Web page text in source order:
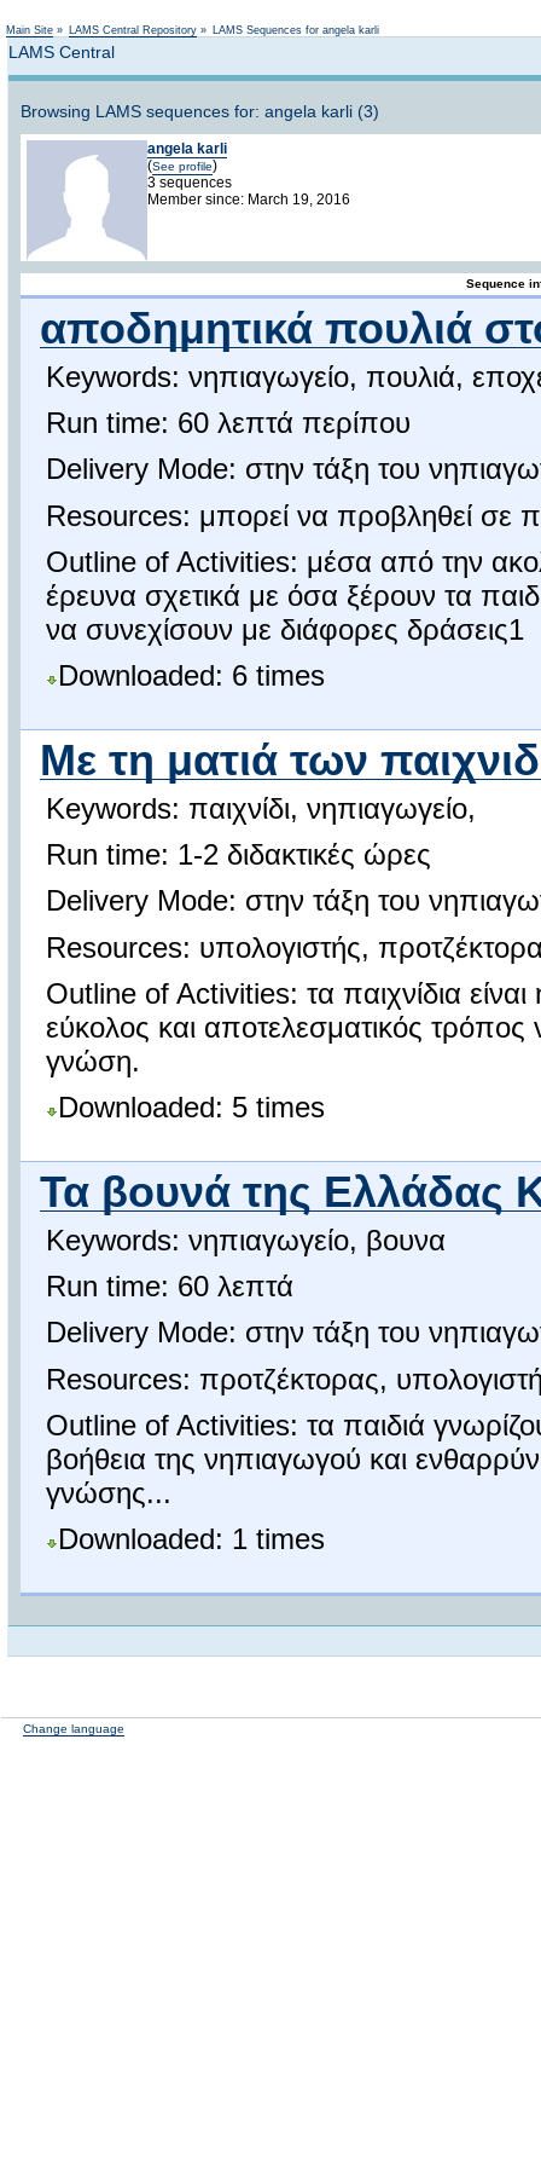
Main Site » LAMS Central Repository » LAMS Sequences for angela karli
LAMS Central
Browsing LAMS sequences for: angela karli (3)
angela karli
(See profile)
3 sequences
Member since: March 19, 2016
Sequence
αποδημητικά πουλιά
Keywords: νηπιαγωγείο, πουλιά,
Run time: 60 λεπτά περίπου
Delivery Mode: στην τάξη του
Resources: μπορεί να προβληθεί σε
Outline of Activities: μέσα από την
έρευνα σχετικά με όσα ξέρουν τα
να συνεχίσουν με διάφορες δράσεις1
Downloaded: 6 times
Με τη ματιά των
Keywords: παιχνίδι, νηπιαγωγείο,
Run time: 1-2 διδακτικές ώρες
Delivery Mode: στην τάξη του
Resources: υπολογιστής,
Outline of Activities: τα παιχνίδια
εύκολος και αποτελεσματικός
γνώση.
Downloaded: 5 times
Τα βουνά της Ελλάδας
Keywords: νηπιαγωγείο, βουνα
Run time: 60 λεπτά
Delivery Mode: στην τάξη του
Resources: προτζέκτορας,
Outline of Activities: τα παιδιά
βοήθεια της νηπιαγωγού και
γνώσης...
Downloaded: 1 times
Change language